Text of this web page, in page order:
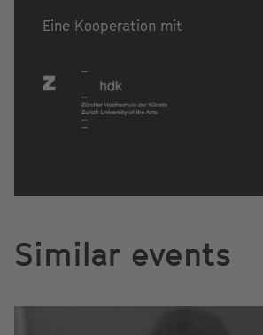
Eine Kooperation mit
Similar events